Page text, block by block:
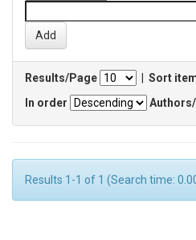
Results/Page
Sort
In order
Results 1-1 of 1 (Search time: